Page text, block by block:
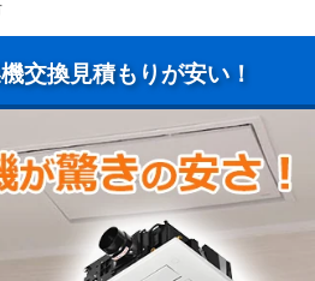
交換見積もりが安い！